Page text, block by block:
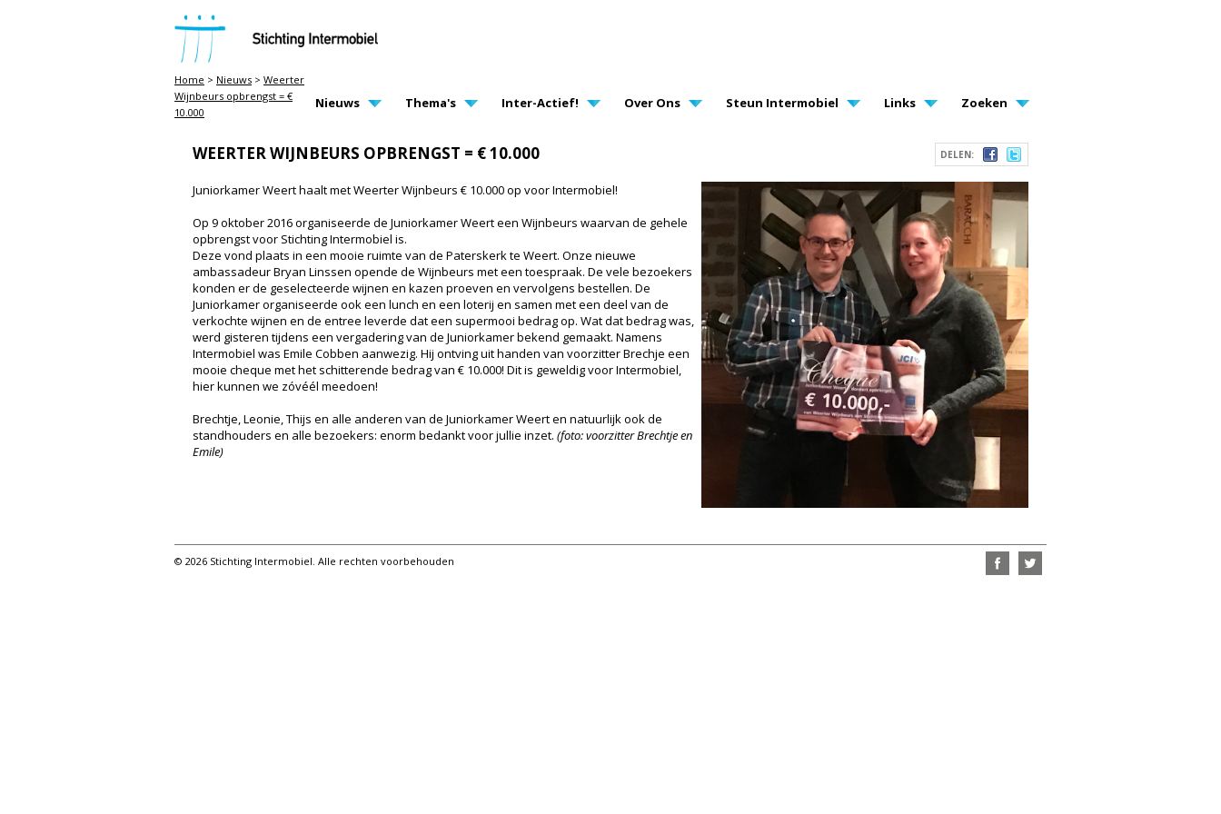
STICHTING INTERMOBIEL
MAIN PAGE NAVIGATION
Nieuws Thema's Inter-Actief! Over Ons Steun Intermobiel Links Zoeken
Home > Nieuws > Weerter
Wijnbeurs opbrengst = €
10.000
DELEN:
WEERTER WIJNBEURS OPBRENGST = € 10.000
Juniorkamer Weert haalt met Weerter Wijnbeurs € 10.000 op voor Intermobiel!
Op 9 oktober 2016 organiseerde de Juniorkamer Weert een Wijnbeurs waarvan de gehele
opbrengst voor Stichting Intermobiel is.
Deze vond plaats in een mooie ruimte van de Paterskerk te Weert. Onze nieuwe
ambassadeur Bryan Linssen opende de Wijnbeurs met een toespraak. De vele bezoekers
konden er de geselecteerde wijnen en kazen proeven en vervolgens bestellen. De
Juniorkamer organiseerde ook een lunch en een loterij en samen met een deel van de
verkochte wijnen en de entree leverde dat een supermooi bedrag op. Wat dat bedrag was,
werd gisteren tijdens een vergadering van de Juniorkamer bekend gemaakt. Namens
Intermobiel was Emile Cobben aanwezig. Hij ontving uit handen van voorzitter Brechje een
mooie cheque met het schitterende bedrag van € 10.000! Dit is geweldig voor Intermobiel,
hier kunnen we zóvéél meedoen!
Brechtje, Leonie, Thijs en alle anderen van de Juniorkamer Weert en natuurlijk ook de
standhouders en alle bezoekers: enorm bedankt voor jullie inzet. (foto: voorzitter Brechtje en
Emile)
© 2026 Stichting Intermobiel. Alle rechten voorbehouden